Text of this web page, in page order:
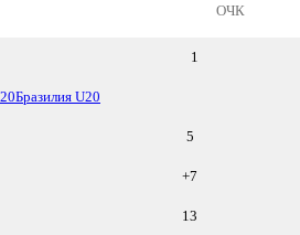
ОЧК
1
Бразилия U20
5
+7
13